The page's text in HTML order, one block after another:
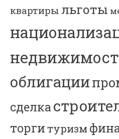
квартиры льготы
облигации
сделка
торгитуризм